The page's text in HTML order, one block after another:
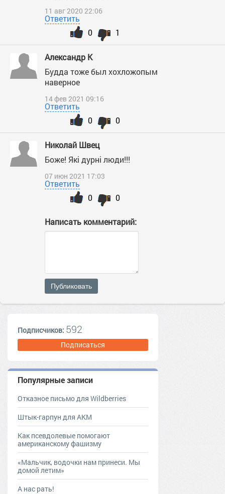
11 авг 2020 22:06
Ответить
1
0
Александр К
Будда тоже был хохложопым
наверное
14 фев 2021 09:16
Ответить
0
0
Николай Швец
Боже! Які дурні люди!!!
07 июн 2021 17:03
Ответить
0
0
Написать комментарий:
Публиковать
Подписчиков: 592
Подписаться
Популярные записи
Отказное письмо для Wildberries
Штык-гарпун для АКМ
Как псевдолевые помогают
американскому фашизму
«Мальчик, водочки нам принеси. Мы
домой летим»
А нас рать!